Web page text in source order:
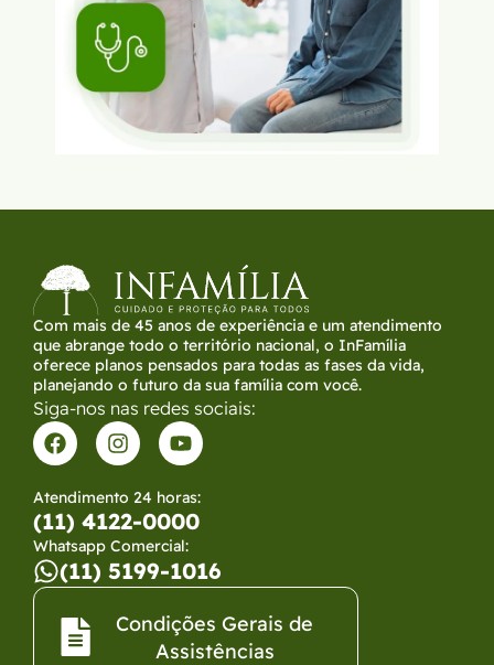
Com mais de 45 anos de experiência e um atendimento
que abrange todo o território nacional, o InFamília
oferece planos pensados para todas as fases da vida,
planejando o futuro da sua família com você.
Siga-nos nas redes sociais:
Atendimento 24 horas:
(11) 4122-0000
Whatsapp Comercial:
(11) 5199-1016
Condições Gerais de
Assistências​